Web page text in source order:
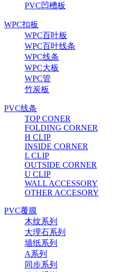
PVC凹槽板
WPC扣板
WPC百叶板
WPC百叶线条
WPC线条
WPC大板
WPC管
竹炭板
PVC线条
TOP CONER
FOLDING CORNER
H CLIP
INSIDE CORNER
L CLIP
OUTSIDE CORNER
U CLIP
WALL ACCESSORY
OTHER ACCESORY
PVC覆膜
木纹系列
大理石系列
墙纸系列
A系列
同步系列